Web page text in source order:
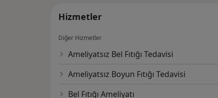
Hizmetler
Diğer Hizmetler
Ameliyatsız Bel Fıtığı Tedavisi
Ameliyatsız Boyun Fıtığı Tedavisi
Bel Fıtığı Ameliyatı